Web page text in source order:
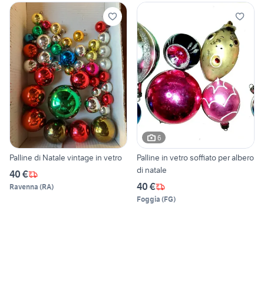
Palline di Natale vintage in vetro
40 €
Ravenna (RA)
6
Palline in vetro soffiato per albero
di natale
40 €
Foggia (FG)